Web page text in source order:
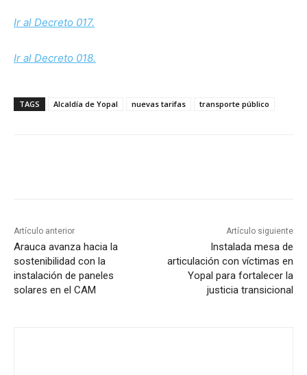
Ir al Decreto 017.
Ir al Decreto 018.
TAGS Alcaldía de Yopal nuevas tarifas transporte público
Artículo anterior
Arauca avanza hacia la
sostenibilidad con la
instalación de paneles
solares en el CAM
Artículo siguiente
Instalada mesa de
articulación con víctimas en
Yopal para fortalecer la
justicia transicional